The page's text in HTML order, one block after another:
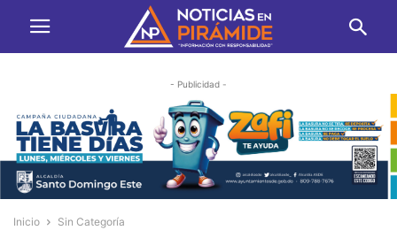
- Publicidad -
Inicio Sin Categoría